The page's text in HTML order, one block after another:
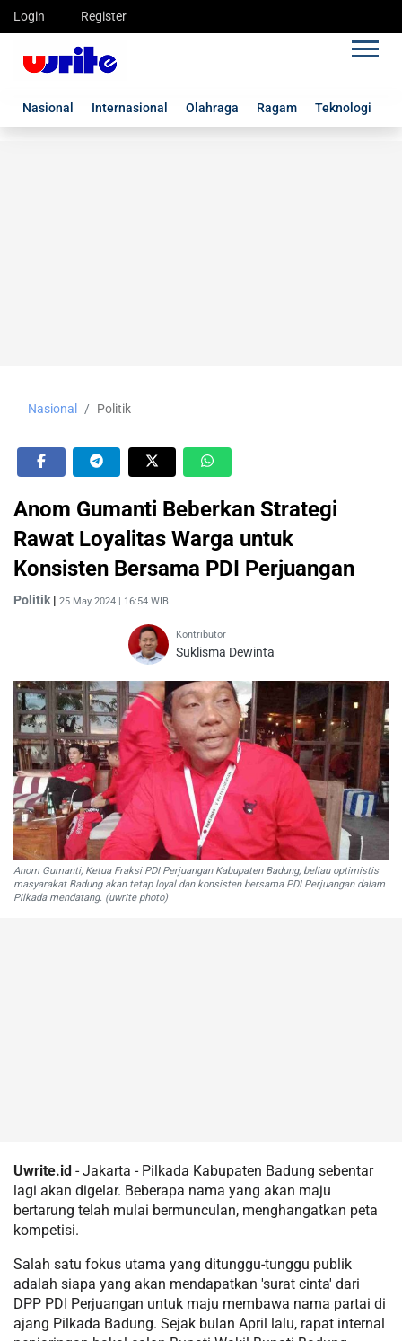
Login Register
Nasional Internasional Olahraga Ragam Teknologi
Nasional Politik
Anom Gumanti Beberkan Strategi
Rawat Loyalitas Warga untuk
Konsisten Bersama PDI Perjuangan
Politik | 25 May 2024 | 16:54 WIB
Kontributor
Suklisma Dewinta
Anom Gumanti, Ketua Fraksi PDI Perjuangan Kabupaten Badung, beliau optimistis
masyarakat Badung akan tetap loyal dan konsisten bersama PDI Perjuangan dalam
Pilkada mendatang. (uwrite photo)
Uwrite.id - Jakarta - Pilkada Kabupaten Badung sebentar
lagi akan digelar. Beberapa nama yang akan maju
bertarung telah mulai bermunculan, menghangatkan peta
kompetisi.
Salah satu fokus utama yang ditunggu-tunggu publik
adalah siapa yang akan mendapatkan 'surat cinta' dari
DPP PDI Perjuangan untuk maju membawa nama partai di
ajang Pilkada Badung. Sejak bulan April lalu, rapat internal